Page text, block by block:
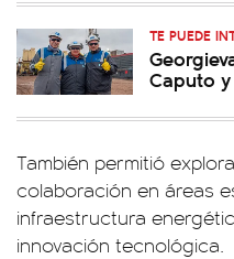
TE PUEDE
Caputo
También permitió
colaboración en áreas
infraestructura
innovación tecnológica.